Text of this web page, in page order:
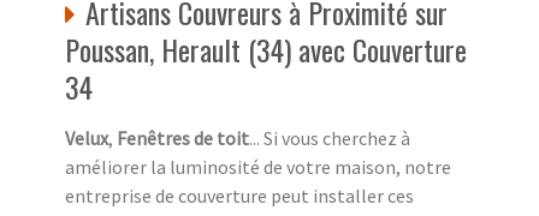
Artisans Couvreurs à Proximité sur
Poussan, Herault (34) avec Couverture
34
Velux, Fenêtres de toit... Si vous cherchez à
améliorer la luminosité de votre maison, notre
entreprise de couverture peut installer ces